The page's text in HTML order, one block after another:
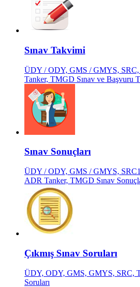
Sınav Takvimi
ÜDY / ODY, GMS / GMYS,
Tanker, TMGD Sınav ve Başvuru
Sınav Sonuçları
ÜDY / ODY, GMS / GMYS,
ADR Tanker, TMGD Sınav
Çıkmış Sınav Soruları
ÜDY, ODY, GMS, GMYS, SRC,
Soruları